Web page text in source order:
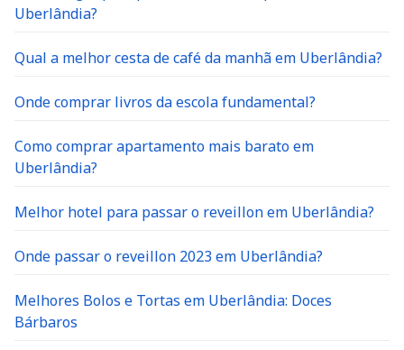
Uberlândia?
Qual a melhor cesta de café da manhã em Uberlândia?
Onde comprar livros da escola fundamental?
Como comprar apartamento mais barato em
Uberlândia?
Melhor hotel para passar o reveillon em Uberlândia?
Onde passar o reveillon 2023 em Uberlândia?
Melhores Bolos e Tortas em Uberlândia: Doces
Bárbaros